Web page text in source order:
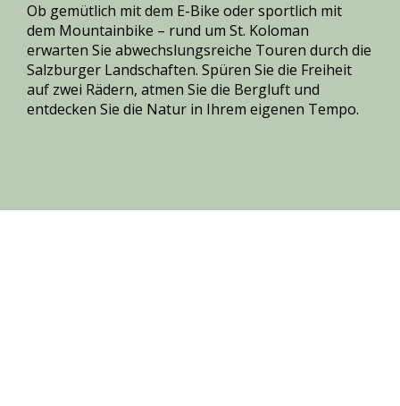
Ob gemütlich mit dem E-Bike oder sportlich mit
dem Mountainbike – rund um St. Koloman
erwarten Sie abwechslungsreiche Touren durch die
Salzburger Landschaften. Spüren Sie die Freiheit
auf zwei Rädern, atmen Sie die Bergluft und
entdecken Sie die Natur in Ihrem eigenen Tempo.